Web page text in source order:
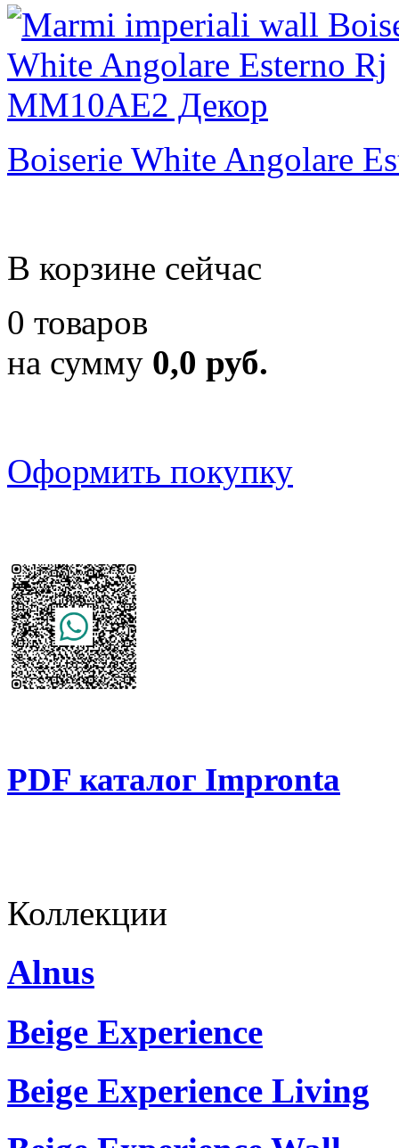
Boiserie White Angolare
В корзине сейчас
0 товаров
на сумму 0,0 руб.
Оформить покупку
PDF каталог Impronta
Коллекции
Alnus
Beige Experience
Beige Experience Living